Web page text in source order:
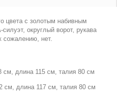
цвета с золотым набивным
округлый ворот, рукава
сожалению, нет.
см, длина 115 см, талия 80 см
см, длина 117 см, талия 80 см